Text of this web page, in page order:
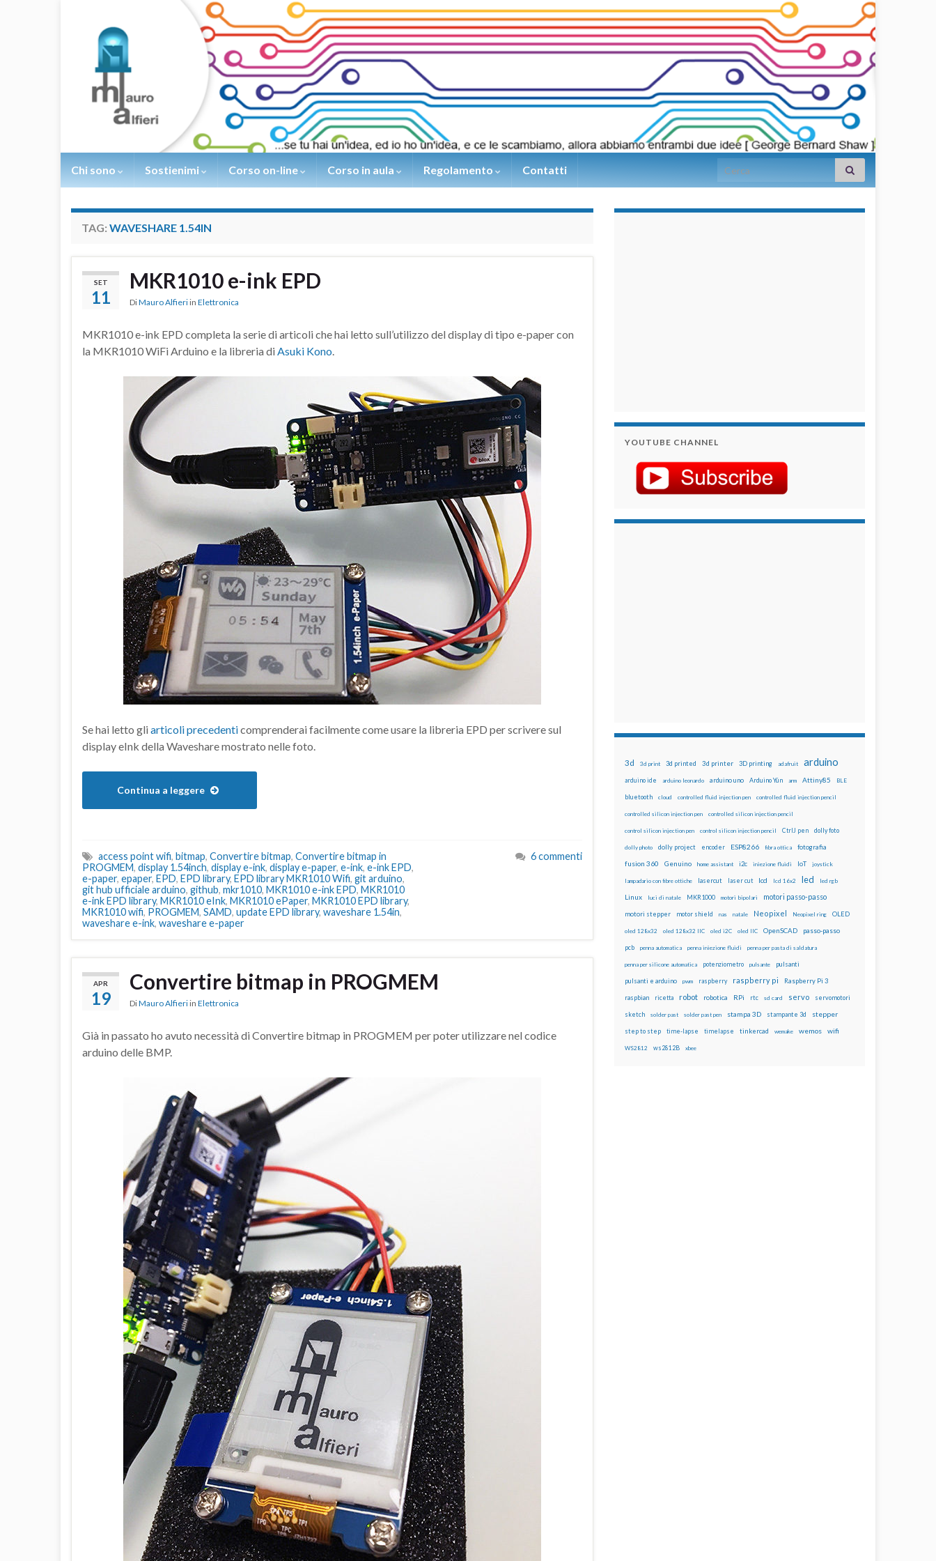
Chi sono Sostienimi Corso on-line Corso in aula Regolamento Contatti Search for:
TAG: WAVESHARE 1.54IN
SET
11
MKR1010 e-ink EPD
DiMauro Alfieri in Elettronica
MKR1010 e-ink EPD completa la serie di articoli che hai letto sull’utilizzo del display di tipo e-paper con
la MKR1010 WiFi Arduino e la libreria di Asuki Kono.
Se hai letto gli articoli precedenticomprenderai facilmente come usare la libreria EPD per scrivere sul
display eInk della Waveshare mostrato nelle foto.
Continua a leggere
access point wifi, bitmap, Convertire bitmap, Convertire bitmap in
PROGMEM, display 1.54inch, display e-ink, display e-paper, e-ink, e-ink EPD,
e-paper, epaper, EPD, EPD library, EPD library MKR1010 Wifi, git arduino,
git hub ufficiale arduino, github, mkr1010, MKR1010 e-ink EPD, MKR1010
e-ink EPD library, MKR1010 eInk, MKR1010 ePaper, MKR1010 EPD library,
MKR1010 wifi, PROGMEM, SAMD, update EPD library, waveshare 1.54in,
waveshare e-ink, waveshare e-paper
6 commenti
APR
19
Convertire bitmap in PROGMEM
DiMauro Alfieri in Elettronica
Già in passato ho avuto necessità di Convertire bitmap in PROGMEM per poter utilizzare nel codice
arduino delle BMP.
YOUTUBE CHANNEL
3d 3d print 3d printed 3d printer 3D printing adafruit arduino
arduino ide arduino leonardo arduino uno Arduino Yún arm Attiny85 BLE
bluetooth cloud controlled fluid injection pen controlled fluid injection pencil
controlled silicon injection pen controlled silicon injection pencil
control silicon injection pen control silicon injection pencil CtrlJ pen dolly foto
dolly photo dolly project encoder ESP8266 fibra ottica fotografia
fusion 360 Genuino home assistant i2c iniezione fluidi IoT joystick
lampadario con fibre ottiche lasercut laser cut lcd lcd 16x2 led led rgb
Linux luci di natale MKR1000 motori bipolari motori passo-passo
motori stepper motor shield nas natale Neopixel Neopixel ring OLED
oled 128x32 oled 128x32 IIC oled i2C oled IIC OpenSCAD passo-passo
pcb penna automatica penna iniezione fluidi penna per pasta di saldatura
penna per silicone automatica potenziometro pulsante pulsanti
pulsanti e arduino pwm raspberry raspberry pi Raspberry Pi 3
raspbian ricetta robot robotica RPi rtc sd card servo servomotori
sketch solder past solder past pen stampa 3D stampante 3d stepper
step to step time-lapse timelapse tinkercad wemake wemos wifi
WS2812 ws2812B xbee